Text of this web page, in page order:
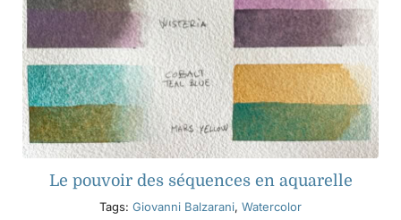
Le pouvoir des séquences en aquarelle
Tags: Giovanni Balzarani, Watercolor